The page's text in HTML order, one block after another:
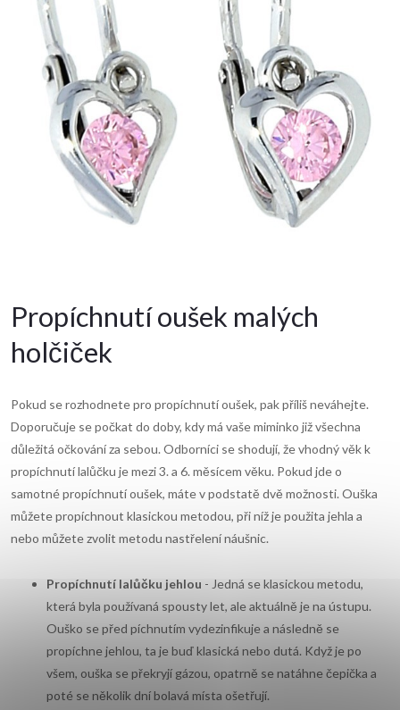
Propíchnutí oušek malých
holčiček
Pokud se rozhodnete pro propíchnutí oušek, pak příliš neváhejte.
Doporučuje se počkat do doby, kdy má vaše miminko již všechna
důležitá očkování za sebou. Odborníci se shodují, že vhodný věk k
propíchnutí lalůčku je mezi 3. a 6. měsícem věku. Pokud jde o
samotné propíchnutí oušek, máte v podstatě dvě možnosti. Ouška
můžete propíchnout klasickou metodou, při níž je použita jehla a
nebo můžete zvolit metodu nastřelení náušnic.
Propíchnutí lalůčku jehlou - Jedná se klasickou metodu,
která byla používaná spousty let, ale aktuálně je na ústupu.
Ouško se před píchnutím vydezinfikuje a následně se
propíchne jehlou, ta je buď klasická nebo dutá. Když je po
všem, ouška se překryjí gázou, opatrně se natáhne čepička a
poté se několik dní bolavá místa ošetřují.